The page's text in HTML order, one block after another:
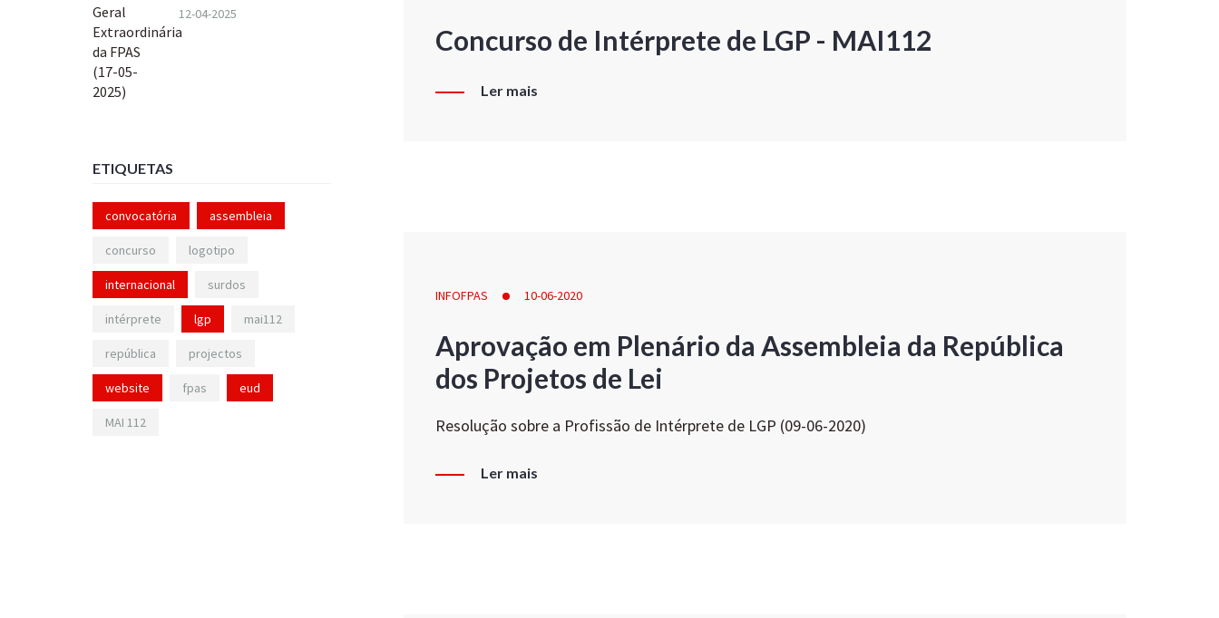
Concurso de Intérprete de LGP - MAI112
Ler mais
INFOFPAS 10-06-2020
Aprovação em Plenário da Assembleia da República
dos Projetos de Lei
Resolução sobre a Profissão de Intérprete de LGP (09-06-2020)
Ler mais
12-04-2025
ETIQUETAS
convocatória assembleia
concurso logotipo
internacional surdos
intérprete lgp mai112
república projectos
website fpas eud
MAI 112